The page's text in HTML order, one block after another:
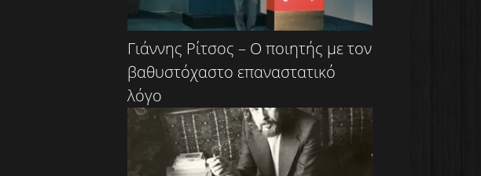
Γιάννης Ρίτσος – Ο ποιητής με τον
βαθυστόχαστο επαναστατικό
λόγο